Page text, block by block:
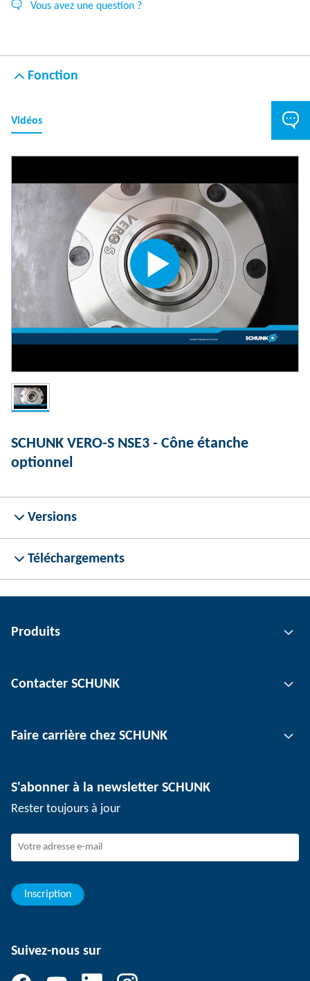
Vous avez une question ?
Fonction
Vidéos
SCHUNK VERO-S NSE3 - Cône étanche
optionnel
Versions
Téléchargements
Produits
Technologie d'automatisation
Technologie de serrage de pièce
Contacter SCHUNK
Sites
Événements
Dispositif de signalement SCHUNK
Faire carrière chez SCHUNK
Travailler chez SCHUNK
Jeunes professionnels
Elèves
S'abonner à la newsletter SCHUNK
Rester toujours à jour
Inscription
Suivez-nous sur